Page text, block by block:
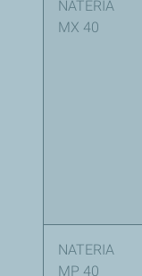
NATERIA
MX 40
NATERIA
MP 40